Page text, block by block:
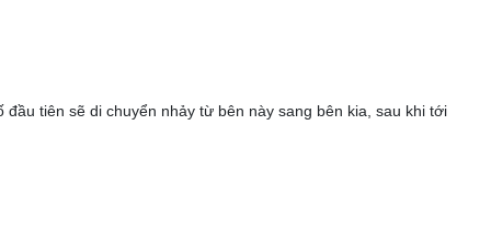
tiên sẽ di chuyển nhảy từ bên này sang bên kia, sau khi tới